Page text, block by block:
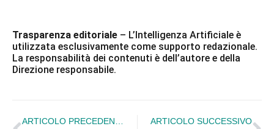
Trasparenza editoriale – L’Intelligenza Artificiale è
utilizzata esclusivamente come supporto redazionale.
La responsabilità dei contenuti è dell’autore e della
Direzione responsabile.
ARTICOLO SUCCESSIVO